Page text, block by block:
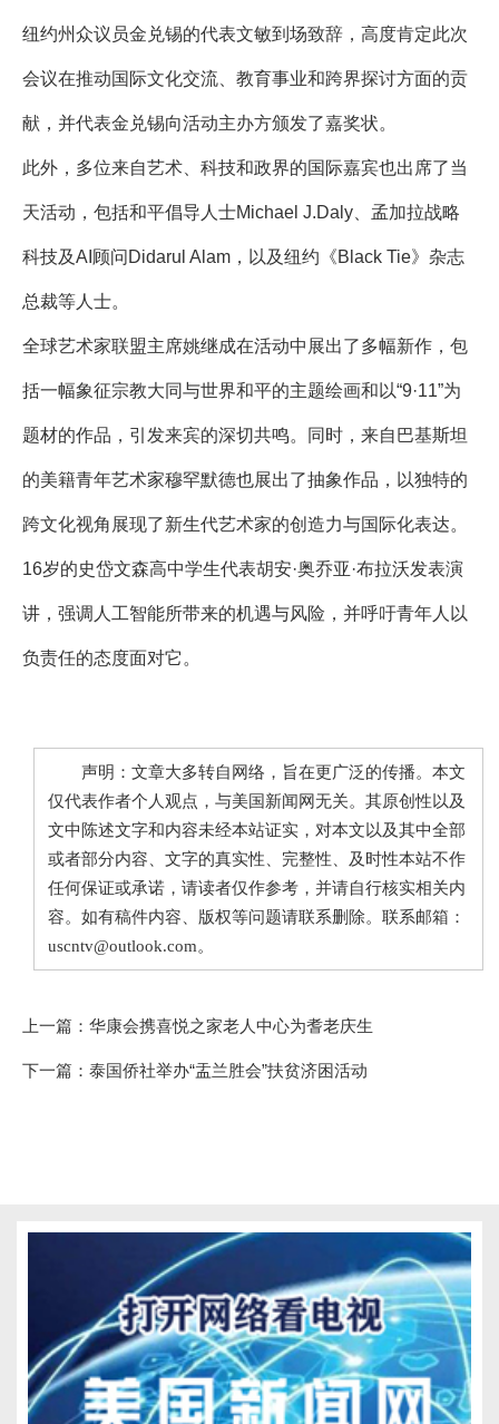
纽约州众议员金兑锡的代表文敏到场致辞，高度肯定此次
会议在推动国际文化交流、教育事业和跨界探讨方面的贡
献，并代表金兑锡向活动主办方颁发了嘉奖状。
此外，多位来自艺术、科技和政界的国际嘉宾也出席了当
天活动，包括和平倡导人士Michael J.Daly、孟加拉战略
科技及AI顾问Didarul Alam，以及纽约《Black Tie》杂志
总裁等人士。
全球艺术家联盟主席姚继成在活动中展出了多幅新作，包
括一幅象征宗教大同与世界和平的主题绘画和以“9·11”为
题材的作品，引发来宾的深切共鸣。同时，来自巴基斯坦
的美籍青年艺术家穆罕默德也展出了抽象作品，以独特的
跨文化视角展现了新生代艺术家的创造力与国际化表达。
16岁的史岱文森高中学生代表胡安·奥乔亚·布拉沃发表演
讲，强调人工智能所带来的机遇与风险，并呼吁青年人以
负责任的态度面对它。
声明：文章大多转自网络，旨在更广泛的传播。本文
仅代表作者个人观点，与美国新闻网无关。其原创性以及
文中陈述文字和内容未经本站证实，对本文以及其中全部
或者部分内容、文字的真实性、完整性、及时性本站不作
任何保证或承诺，请读者仅作参考，并请自行核实相关内
容。如有稿件内容、版权等问题请联系删除。联系邮箱：
uscntv@outlook.com。
上一篇： 华康会携喜悦之家老人中心为耆老庆生
下一篇： 泰国侨社举办“盂兰胜会”扶贫济困活动